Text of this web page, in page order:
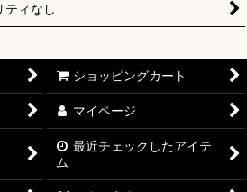
ティなし
ショッピングカート
マイページ
最近チェックしたアイテ
ム